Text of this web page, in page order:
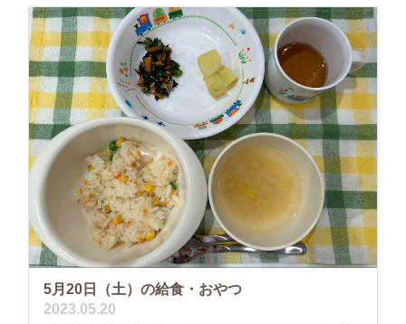
5月20日（土）の給食・おやつ
2023.05.20